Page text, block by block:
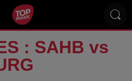
: SAHB vs